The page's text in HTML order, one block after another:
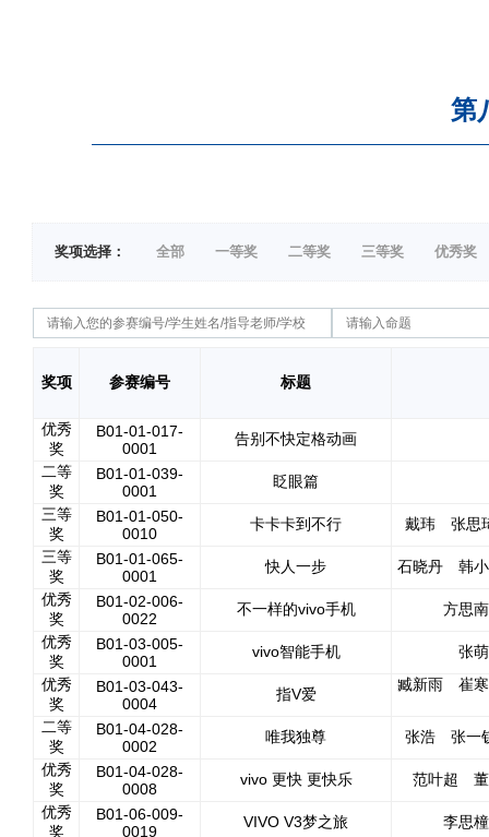
第
奖项选择： 全部 一等奖 二等奖 三等奖 优秀奖
奖项 参赛编号 标题
优秀
奖
B01-01-017-
0001
告别不快定格动画
二等
奖
B01-01-039-
0001
眨眼篇
三等
奖
B01-01-050-
0010
卡卡卡到不行
戴玮 张
三等
奖
B01-01-065-
0001
快人一步
石晓丹 韩
优秀
奖
B01-02-006-
0022
不一样的vivo手机
方思
优秀
奖
B01-03-005-
0001
vivo智能手机
张
优秀
奖
B01-03-043-
0004
指V爱
臧新雨 崔
二等
奖
B01-04-028-
0002
唯我独尊
张浩 张
优秀
奖
B01-04-028-
0008
vivo 更快 更快乐
范叶超
优秀
奖
B01-06-009-
0019
VIVO V3梦之旅
李思